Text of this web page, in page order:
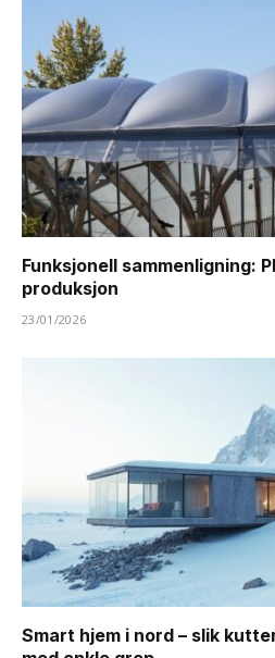
Funksjonell sammenligning:
produksjon
23/01/2026
Smart hjem i nord – slik